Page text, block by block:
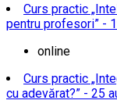
Curs practic
pentru profesori” -
online
Curs practic
cu adevărat?” - 25